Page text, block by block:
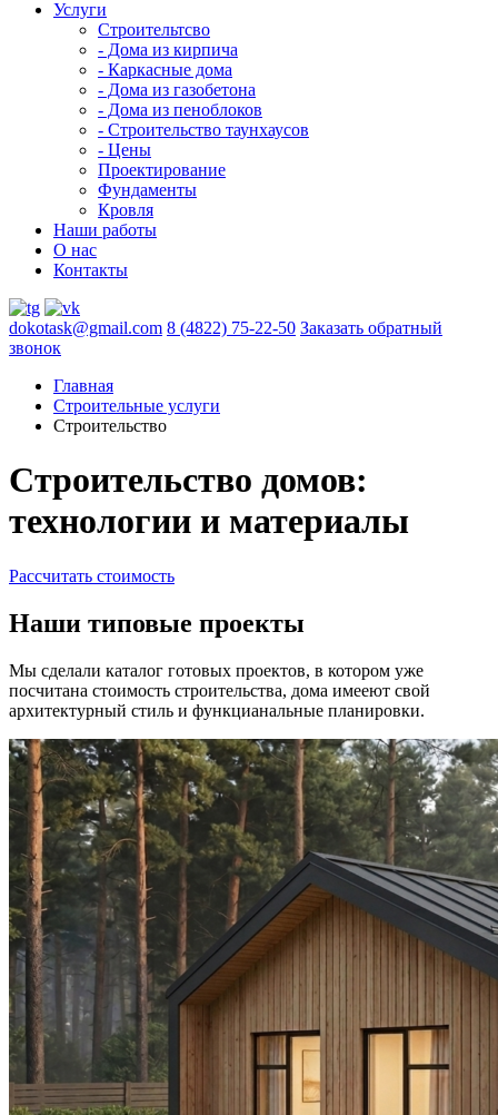
Услуги
Строительтсво
- Дома из кирпича
- Каркасные дома
- Дома из газобетона
- Дома из пеноблоков
- Строительство таунхаусов
- Цены
Проектирование
Фундаменты
Кровля
Наши работы
О нас
Контакты
dokotask@gmail.com 8 (4822) 75-22-50 Заказать обратный
звонок
Главная
Строительные услуги
Строительство
Строительство домов:
технологии и материалы
Рассчитать стоимость
Наши типовые проекты
Мы сделали каталог готовых проектов, в котором уже
посчитана стоимость строительства, дома имееют свой
архитектурный стиль и функцианальные планировки.